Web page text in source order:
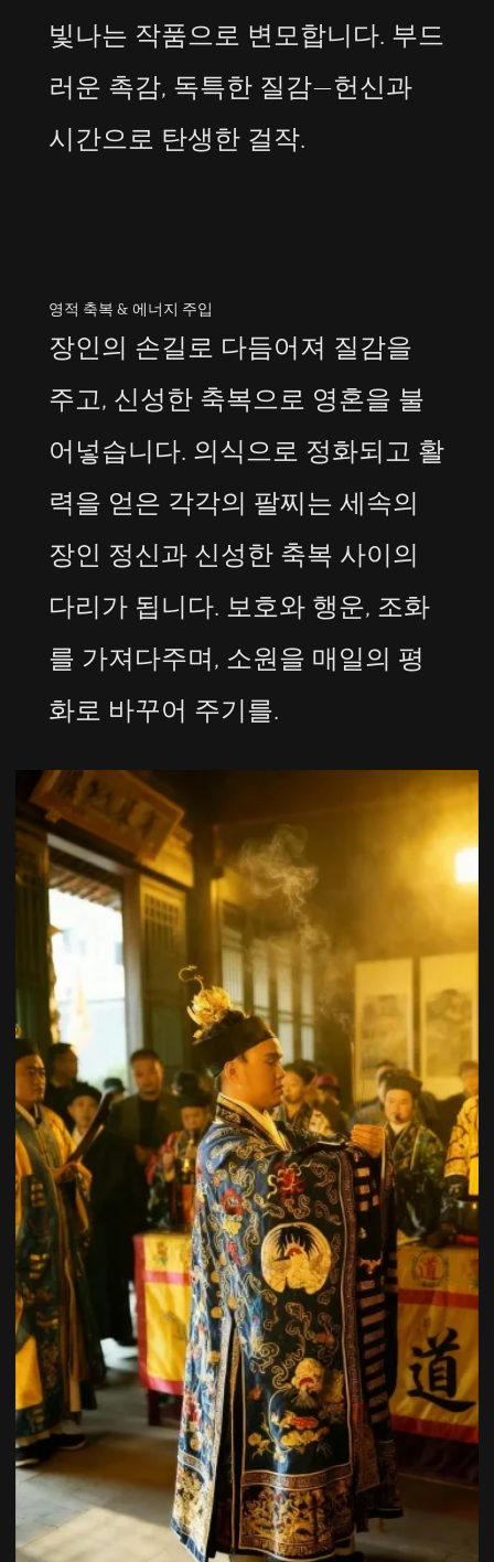
빛나는 작품으로 변모합니다. 부드
러운 촉감, 독특한 질감—헌신과
시간으로 탄생한 걸작.
영적 축복 & 에너지 주입
장인의 손길로 다듬어져 질감을
주고, 신성한 축복으로 영혼을 불
어넣습니다. 의식으로 정화되고 활
력을 얻은 각각의 팔찌는 세속의
장인 정신과 신성한 축복 사이의
다리가 됩니다. 보호와 행운, 조화
를 가져다주며, 소원을 매일의 평
화로 바꾸어 주기를.